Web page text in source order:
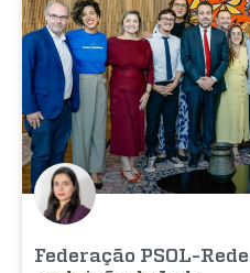
Federação PSOL-